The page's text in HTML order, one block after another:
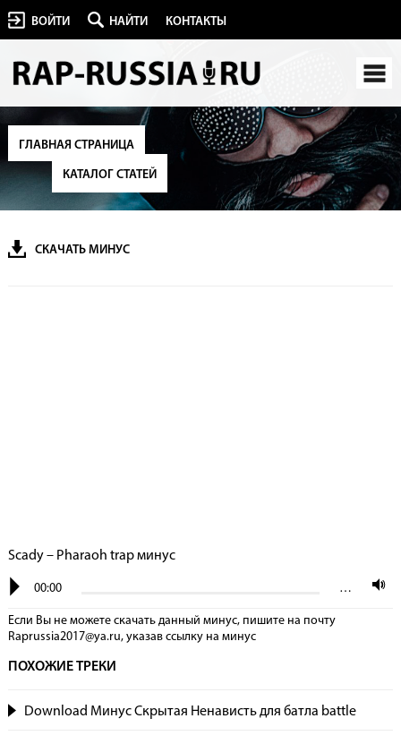
ВОЙТИ НАЙТИ КОНТАКТЫ
ГЛАВНАЯ СТРАНИЦА
КАТАЛОГ СТАТЕЙ
СКАЧАТЬ МИНУС
Scady – Pharaoh trap минус
00:00 …
Если Вы не можете скачать данный минус, пишите на почту
Raprussia2017@ya.ru, указав сcылку на минус
ПОХОЖИЕ ТРЕКИ
Download Минус Скрытая Ненависть для батла battle